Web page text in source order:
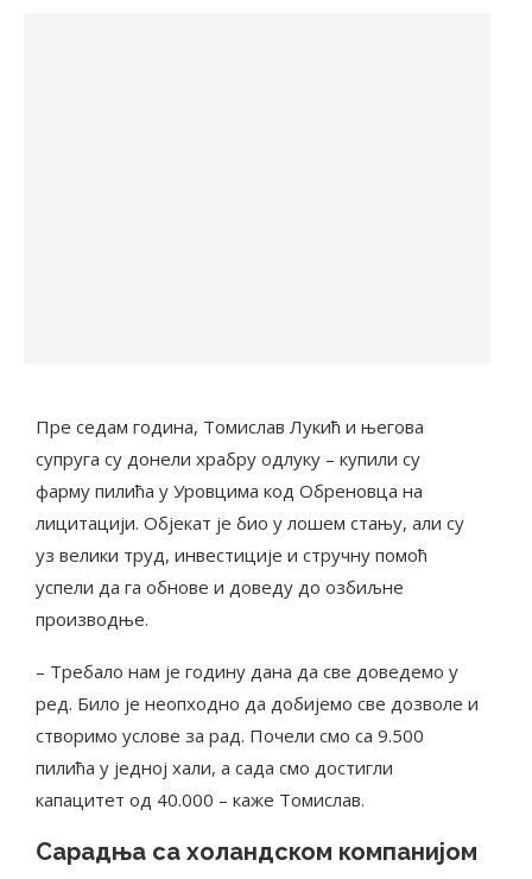
Пре седам година, Томислав Лукић и његова
супруга су донели храбру одлуку – купили су
фарму пилића у Уровцима код Обреновца на
лицитацији. Објекат је био у лошем стању, али су
уз велики труд, инвестиције и стручну помоћ
успели да га обнове и доведу до озбиљне
производње.
– Требало нам је годину дана да све доведемо у
ред. Било је неопходно да добијемо све дозволе и
створимо услове за рад. Почели смо са 9.500
пилића у једној хали, а сада смо достигли
капацитет од 40.000 – каже Томислав.
Сарадња са холандском компанијом